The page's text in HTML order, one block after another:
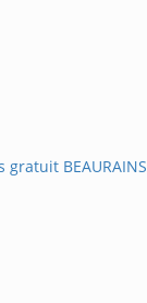
gratuit BEAURAINS